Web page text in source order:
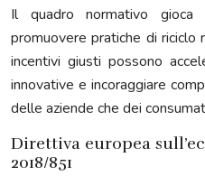
Il quadro normativo
promuovere pratiche di
incentivi giusti possono
innovative e incoraggiare
delle aziende che dei
Direttiva europea
2018/851